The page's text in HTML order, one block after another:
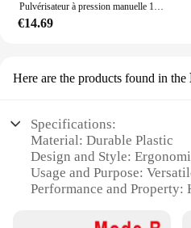
Pulvérisateur à pression manuelle 1,5 L, pompe à air manuelle, désinfection du jardin, pulvérisateur d'eau, jardinage, d'argile, arrosage, outils de pulvérisation, nouveau
€14.69
Here are the products found in the
Specifications:
Material: Durable Plastic
Design and Style:
Usage and Purpose:
Performance and Property: